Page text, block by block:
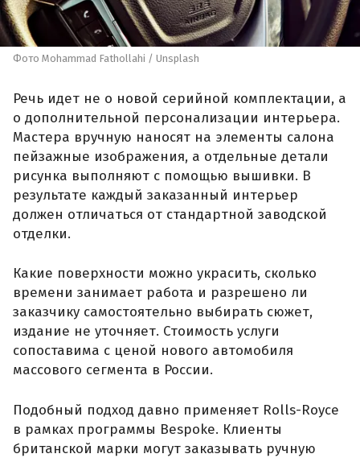
Фото Mohammad Fathollahi / Unsplash
Речь идет не о новой серийной комплектации, а
о дополнительной персонализации интерьера.
Мастера вручную наносят на элементы салона
пейзажные изображения, а отдельные детали
рисунка выполняют с помощью вышивки. В
результате каждый заказанный интерьер
должен отличаться от стандартной заводской
отделки.
Какие поверхности можно украсить, сколько
времени занимает работа и разрешено ли
заказчику самостоятельно выбирать сюжет,
издание не уточняет. Стоимость услуги
сопоставима с ценой нового автомобиля
массового сегмента в России.
Подобный подход давно применяет Rolls-Royce
в рамках программы Bespoke. Клиенты
британской марки могут заказывать ручную